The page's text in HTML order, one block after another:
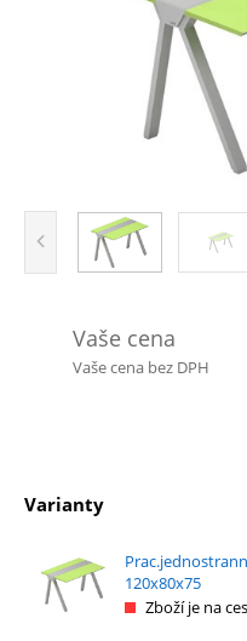
Vaše cena
Vaše cena bez DPH
Varianty
120x80x75
Zboží je na